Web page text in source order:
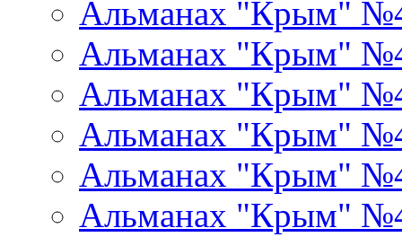
Альманах "Крым"
Альманах "Крым"
Альманах "Крым"
Альманах "Крым"
Альманах "Крым"
Альманах "Крым"